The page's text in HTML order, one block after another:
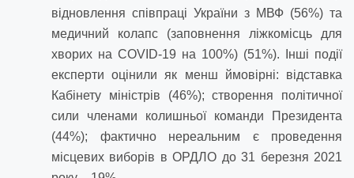
відновлення співпраці України з МВФ (56%) та
медичний колапс (заповнення ліжкомісць для
хворих на COVID-19 на 100%) (51%). Інші події
експерти оцінили як менш ймовірні: відставка
Кабінету міністрів (46%); створення політичної
сили членами колишньої команди Президента
(44%); фактично нереальним є проведення
місцевих виборів в ОРДЛО до 31 березня 2021